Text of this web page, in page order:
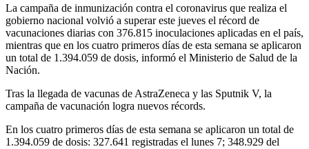
La campaña de inmunización contra el coronavirus que realiza el
gobierno nacional volvió a superar este jueves el récord de
vacunaciones diarias con 376.815 inoculaciones aplicadas en el país,
mientras que en los cuatro primeros días de esta semana se aplicaron
un total de 1.394.059 de dosis, informó el Ministerio de Salud de la
Nación.
Tras la llegada de vacunas de AstraZeneca y las Sputnik V, la
campaña de vacunación logra nuevos récords.
En los cuatro primeros días de esta semana se aplicaron un total de
1.394.059 de dosis: 327.641 registradas el lunes 7; 348.929 del